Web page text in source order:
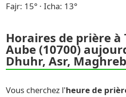
Fajr: 15° · Icha: 13°
Horaires de prière à
Aube (10700)
Dhuhr, Asr,
Vous cherchez l'heure de